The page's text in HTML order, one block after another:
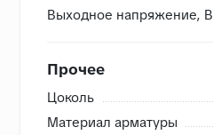
Выходное напряжение, В
Прочее
Цоколь
Материал арматуры